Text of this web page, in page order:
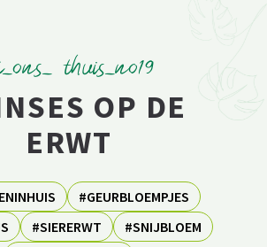
thuis_no19
OP DE
ERWT
#GEURBLOEMPJES
#SIERERWT
#SNIJBLOEM